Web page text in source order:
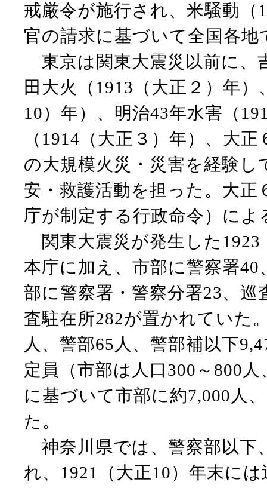
戒厳令が施行され、米騒動（
官の請求に基づいて全国各
東京は関東大震災以前に、
田大火（1913（大正２）年
10）年）、明治43年水害（
（1914（大正３）年）、大
の大規模火災・災害を経験
安・救護活動を担った。大
庁が制定する行政命令）に
関東大震災が発生した1923
本庁に加え、市部に警察署
部に警察署・警察分署23、巡
査駐在所282が置かれていた
人、警部65人、警部補以下
定員（市部は人口300～800
に基づいて市部に約7,000人
た。
神奈川県では、警察部以下
れ、1921（大正10）年末に